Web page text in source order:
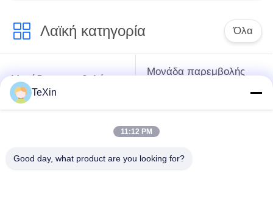
Λαϊκή κατηγορία Όλα
Μονάδα παρεμβολής
σήματος
Μονάδα παρεμβολής
ενισχυτής δύναμης
TeXin
11:12 PM
Good day, what product are you looking for?